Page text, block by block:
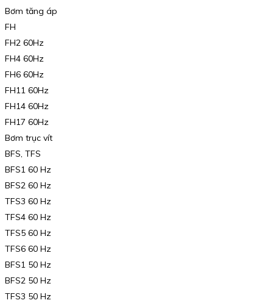
Bơm tăng áp
FH
FH2 60Hz
FH4 60Hz
FH6 60Hz
FH11 60Hz
FH14 60Hz
FH17 60Hz
Bơm trục vít
BFS, TFS
BFS1 60 Hz
BFS2 60 Hz
TFS3 60 Hz
TFS4 60 Hz
TFS5 60 Hz
TFS6 60 Hz
BFS1 50 Hz
BFS2 50 Hz
TFS3 50 Hz